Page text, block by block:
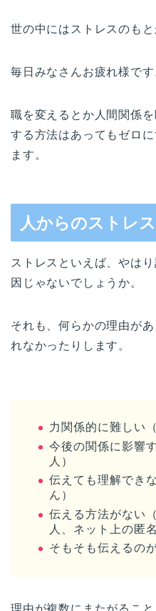
世の中にはストレスのもと
毎日みなさんお疲れ様です
職を変えるとか人間関係
する方法はあってもゼロ
ます。
人からのストレ
ストレスといえば、やは
因じゃないでしょうか。
それも、何らかの理由が
れなかったりします。
力関係的に難しい
今後の関係に影響
人）
伝えても理解でき
ん）
伝える方法がない
人、ネット上の匿名
そもそも伝えるの